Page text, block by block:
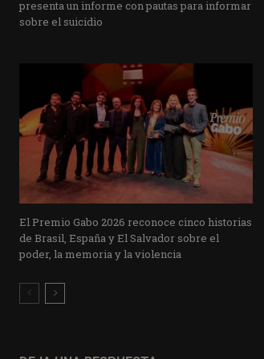
presenta un informe con pautas para informar
sobre el suicidio
El Premio Gabo 2026 reconoce cinco historias
de Brasil, España y El Salvador sobre el
poder, la memoria y la violencia